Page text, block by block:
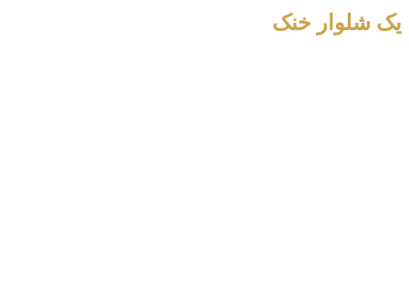
یک شلوار خنک